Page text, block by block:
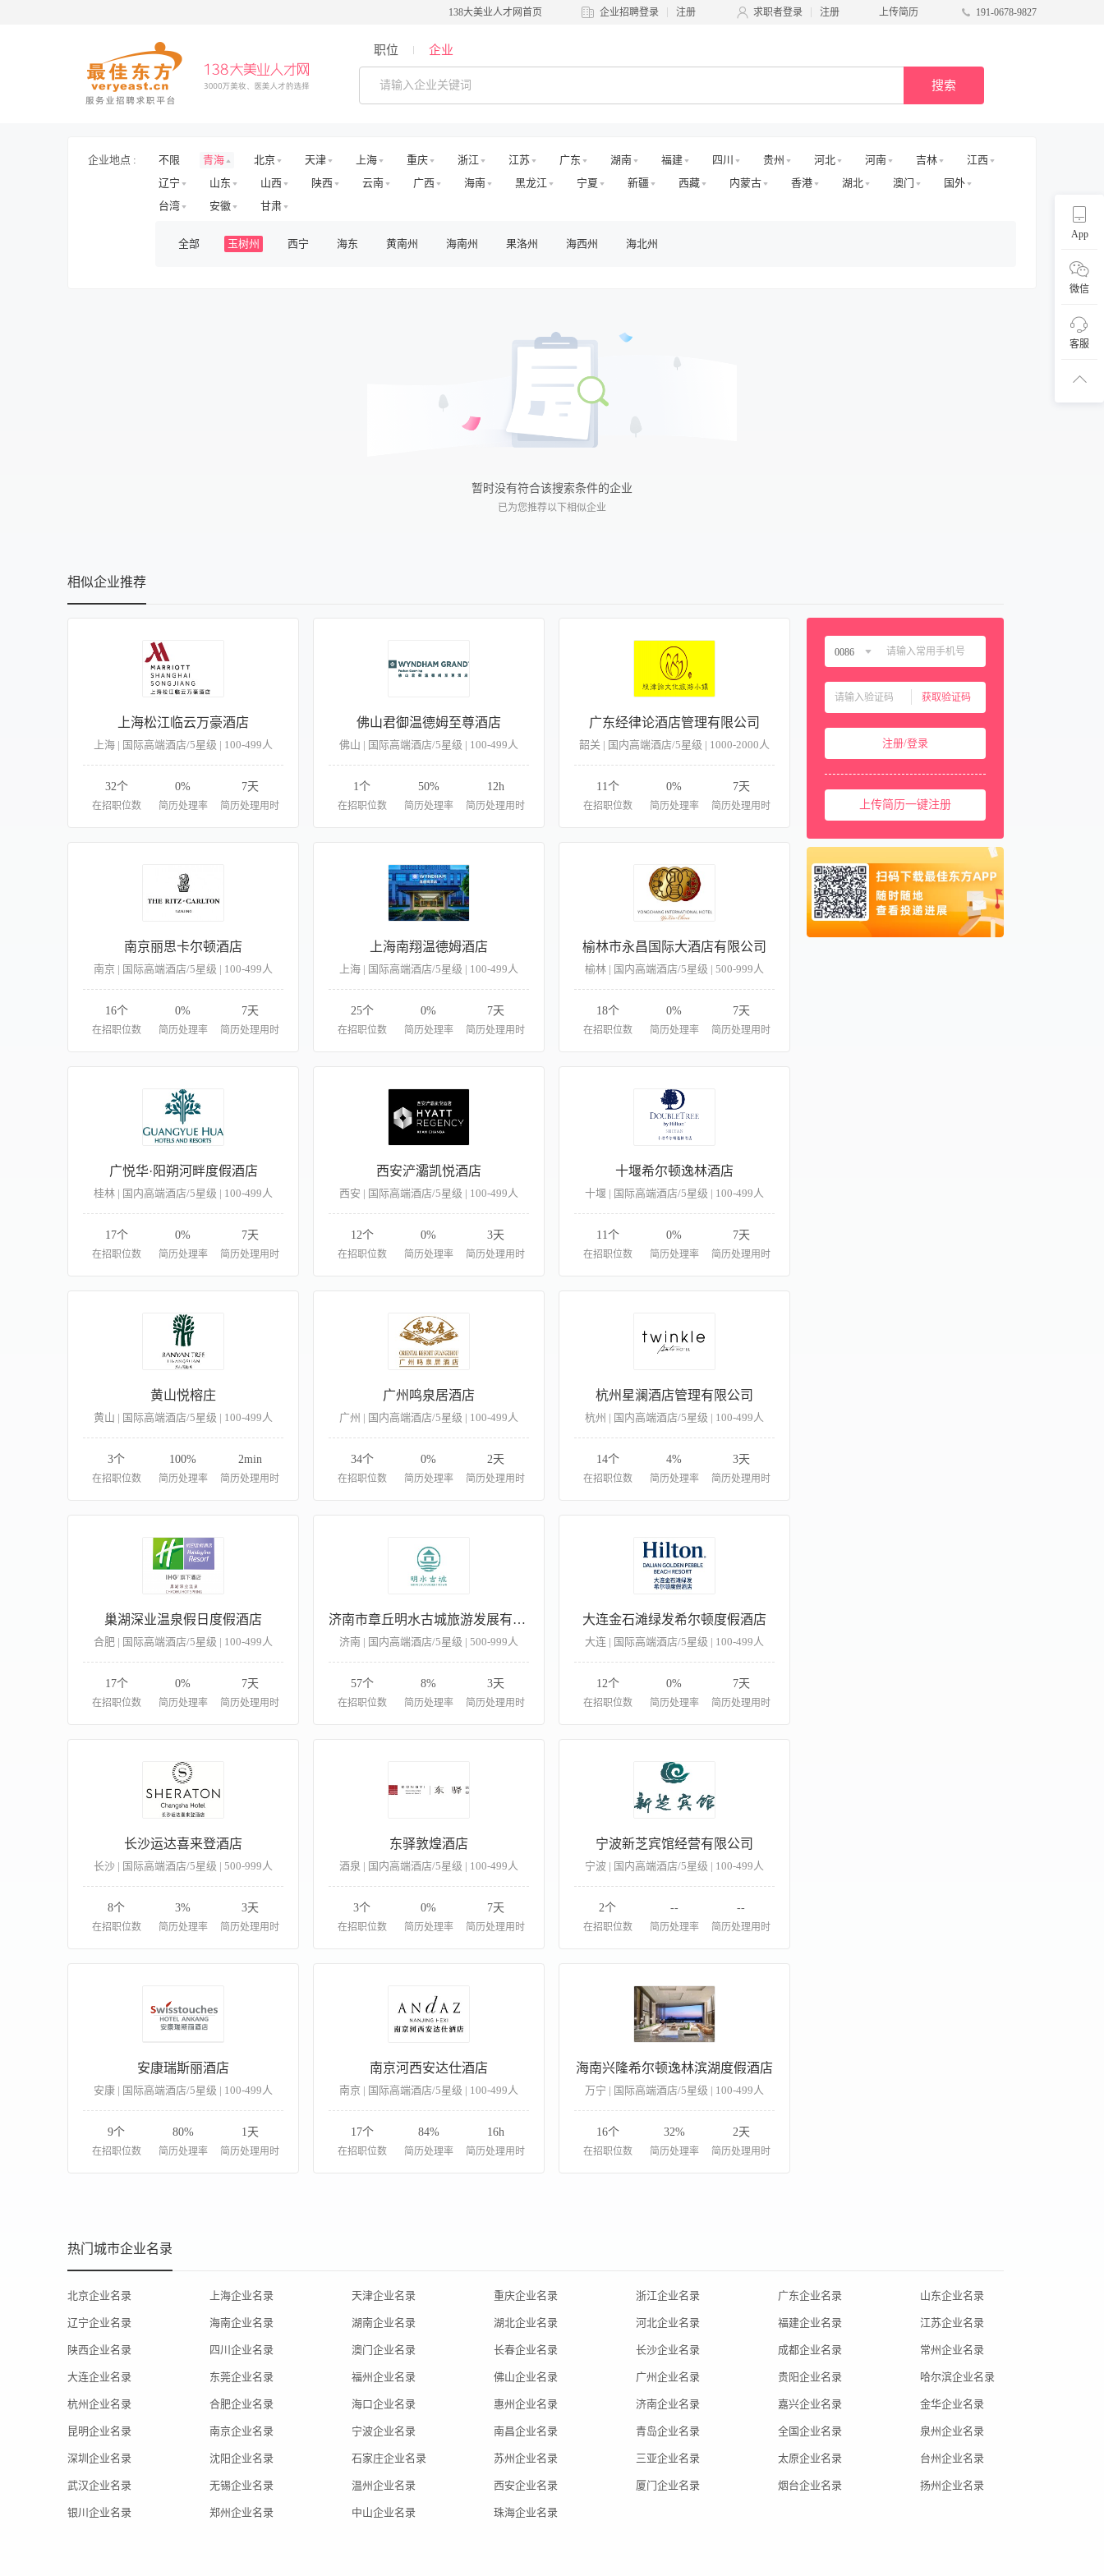
138大美业人才网首页 企业招聘登录 注册 求职者登录 注册 上传简历 191-0678-9827
职位 企业
搜索
企业地点 : 不限 青海 北京 天津 上海 重庆 浙江 江苏 广东 湖南 福建 四川 贵州 河北 河南 吉林
江西
辽宁
山东 山西 陕西 云南 广西 海南 黑龙江 宁夏 新疆 西藏 内蒙古 香港 湖北 澳门
国外
台湾
安徽 甘肃
全部 玉树州 西宁 海东 黄南州 海南州 果洛州 海西州 海北州
App
微信
客服
暂时没有符合该搜索条件的企业
已为您推荐以下相似企业
相似企业推荐
上海松江临云万豪酒店
上海 | 国际高端酒店/5星级 | 100-499人
32个
在招职位数
0%
简历处理率
7天
简历处理用时
佛山君御温德姆至尊酒店
佛山 | 国际高端酒店/5星级 | 100-499人
1个
在招职位数
50%
简历处理率
12h
简历处理用时
广东经律论酒店管理有限公司
韶关 | 国内高端酒店/5星级 | 1000-2000人
11个
在招职位数
0%
简历处理率
7天
简历处理用时
南京丽思卡尔顿酒店
南京 | 国际高端酒店/5星级 | 100-499人
16个
在招职位数
0%
简历处理率
7天
简历处理用时
上海南翔温德姆酒店
上海 | 国际高端酒店/5星级 | 100-499人
25个
在招职位数
0%
简历处理率
7天
简历处理用时
榆林市永昌国际大酒店有限公司
榆林 | 国内高端酒店/5星级 | 500-999人
18个
在招职位数
0%
简历处理率
7天
简历处理用时
广悦华·阳朔河畔度假酒店
桂林 | 国内高端酒店/5星级 | 100-499人
17个
在招职位数
0%
简历处理率
7天
简历处理用时
西安浐灞凯悦酒店
西安 | 国际高端酒店/5星级 | 100-499人
12个
在招职位数
0%
简历处理率
3天
简历处理用时
十堰希尔顿逸林酒店
十堰 | 国际高端酒店/5星级 | 100-499人
11个
在招职位数
0%
简历处理率
7天
简历处理用时
黄山悦榕庄
黄山 | 国际高端酒店/5星级 | 100-499人
3个
在招职位数
100%
简历处理率
2min
简历处理用时
广州鸣泉居酒店
广州 | 国内高端酒店/5星级 | 100-499人
34个
在招职位数
0%
简历处理率
2天
简历处理用时
杭州星澜酒店管理有限公司
杭州 | 国内高端酒店/5星级 | 100-499人
14个
在招职位数
4%
简历处理率
3天
简历处理用时
巢湖深业温泉假日度假酒店
合肥 | 国际高端酒店/5星级 | 100-499人
17个
在招职位数
0%
简历处理率
7天
简历处理用时
济南市章丘明水古城旅游发展有限公司
济南 | 国内高端酒店/5星级 | 500-999人
57个
在招职位数
8%
简历处理率
3天
简历处理用时
大连金石滩绿发希尔顿度假酒店
大连 | 国际高端酒店/5星级 | 100-499人
12个
在招职位数
0%
简历处理率
7天
简历处理用时
长沙运达喜来登酒店
长沙 | 国际高端酒店/5星级 | 500-999人
8个
在招职位数
3%
简历处理率
3天
简历处理用时
东驿敦煌酒店
酒泉 | 国内高端酒店/5星级 | 100-499人
3个
在招职位数
0%
简历处理率
7天
简历处理用时
宁波新芝宾馆经营有限公司
宁波 | 国内高端酒店/5星级 | 100-499人
2个
在招职位数
--
简历处理率
--
简历处理用时
安康瑞斯丽酒店
安康 | 国际高端酒店/5星级 | 100-499人
9个
在招职位数
80%
简历处理率
1天
简历处理用时
南京河西安达仕酒店
南京 | 国际高端酒店/5星级 | 100-499人
17个
在招职位数
84%
简历处理率
16h
简历处理用时
海南兴隆希尔顿逸林滨湖度假酒店
万宁 | 国际高端酒店/5星级 | 100-499人
16个
在招职位数
32%
简历处理率
2天
简历处理用时
0086
获取验证码
注册/登录
上传简历一键注册
中国大陆
0086
中国澳门
00853
西班牙
0034
泰国
0066
柬埔寨
00855
00971
热门城市企业名录
北京企业名录 上海企业名录 天津企业名录 重庆企业名录 浙江企业名录 广东企业名录 山东企业名录
辽宁企业名录 海南企业名录 湖南企业名录 湖北企业名录 河北企业名录 福建企业名录 江苏企业名录
陕西企业名录 四川企业名录 澳门企业名录 长春企业名录 长沙企业名录 成都企业名录 常州企业名录
大连企业名录 东莞企业名录 福州企业名录 佛山企业名录 广州企业名录 贵阳企业名录 哈尔滨企业名录
杭州企业名录 合肥企业名录 海口企业名录 惠州企业名录 济南企业名录 嘉兴企业名录 金华企业名录
昆明企业名录 南京企业名录 宁波企业名录 南昌企业名录 青岛企业名录 全国企业名录 泉州企业名录
深圳企业名录 沈阳企业名录 石家庄企业名录 苏州企业名录 三亚企业名录 太原企业名录 台州企业名录
武汉企业名录 无锡企业名录 温州企业名录 西安企业名录 厦门企业名录 烟台企业名录 扬州企业名录
银川企业名录 郑州企业名录 中山企业名录 珠海企业名录